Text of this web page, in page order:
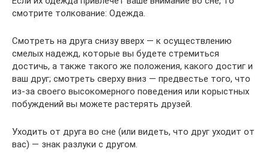
смотрите толкование: Одежда.
Смотреть на друга снизу вверх — к осуществлению
смелых надежд, которые вы будете стремиться
достичь, а также такого же положения, какого достиг и
ваш друг; смотреть сверху вниз — предвестье того, что
из-за своего высокомерного поведения или корыстных
побуждений вы можете растерять друзей.
Уходить от друга во сне (или видеть, что друг уходит от
вас) — знак разлуки с другом.